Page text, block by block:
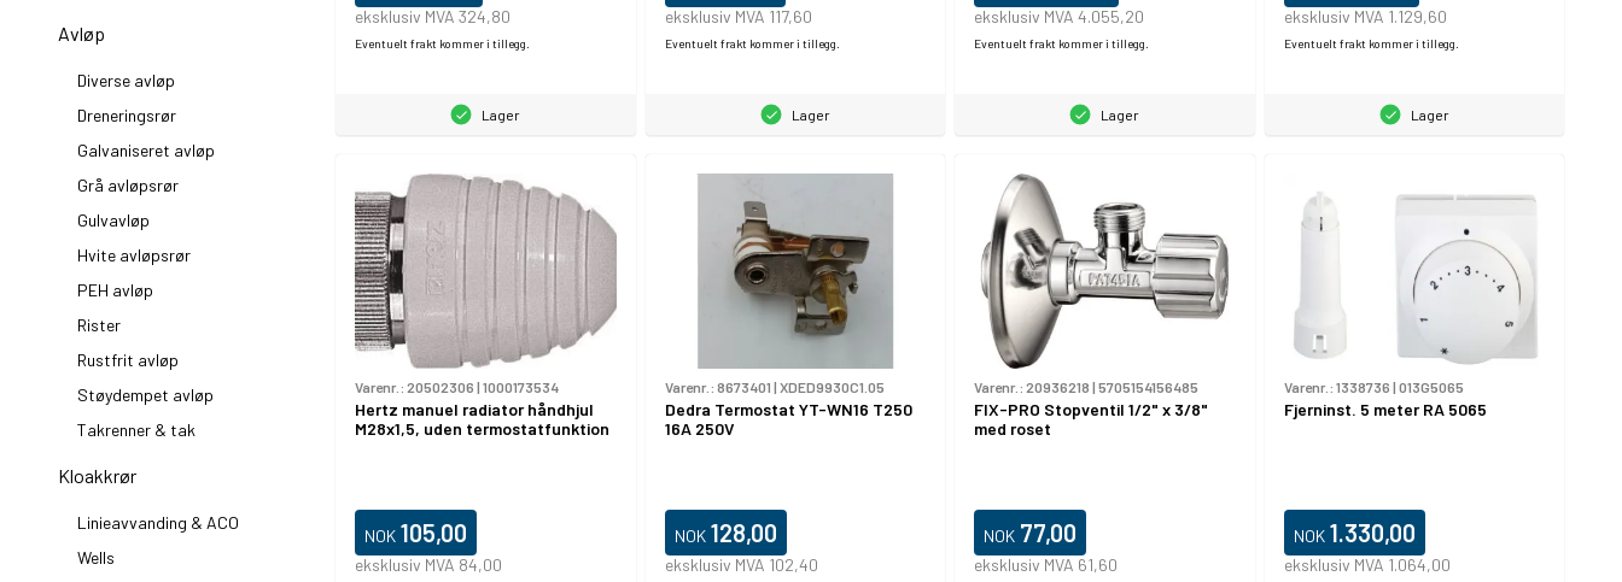
Avløp
Diverse avløp
Dreneringsrør
Galvaniseret avløp
Grå avløpsrør
Gulvavløp
Hvite avløpsrør
PEH avløp
Rister
Rustfrit avløp
Støydempet avløp
Takrenner & tak
Kloakkrør
Linieavvanding & ACO
Wells
eksklusiv MVA 324,80
Eventuelt frakt kommer i tillegg.
Lager
eksklusiv MVA 117,60
Eventuelt frakt kommer i tillegg.
Lager
eksklusiv MVA 4.055,20
Eventuelt frakt kommer i tillegg.
Lager
eksklusiv MVA 1.129,60
Eventuelt frakt kommer i tillegg.
Lager
Varenr.: 20502306 | 1000173534
Hertz manuel radiator håndhjul
M28x1,5, uden termostatfunktion
NOK 105,00
eksklusiv MVA 84,00
Varenr.: 8673401 | XDED9930C1.05
Dedra Termostat YT-WN16 T250
16A 250V
NOK 128,00
eksklusiv MVA 102,40
Varenr.: 20936218 | 5705154156485
FIX-PRO Stopventil 1/2" x 3/8"
med roset
NOK 77,00
eksklusiv MVA 61,60
Varenr.: 1338736 | 013G5065
Fjerninst. 5 meter RA 5065
NOK 1.330,00
eksklusiv MVA 1.064,00